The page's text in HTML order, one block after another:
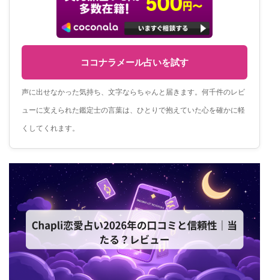
ココナラメール占いを試す
声に出せなかった気持ち、文字ならちゃんと届きます。何千件のレビ
ューに支えられた鑑定士の言葉は、ひとりで抱えていた心を確かに軽
くしてくれます。